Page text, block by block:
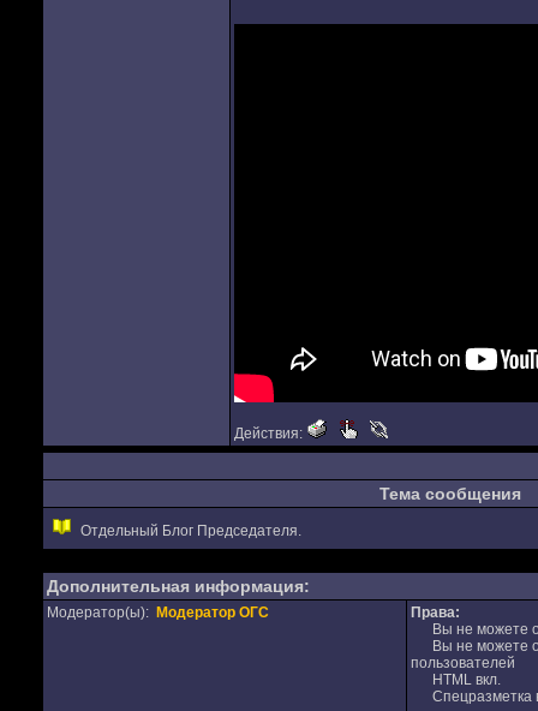
Действия:
Тема сообщения
Отдельный Блог Председателя.
Дополнительная информация:
Модератор(ы): Модератор ОГС
Права:
Вы не можете
Вы не можете
пользователей
HTML вкл.
Спецразметка